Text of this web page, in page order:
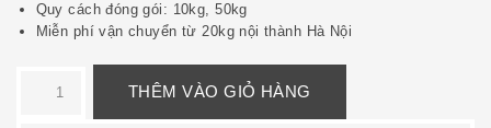
customer
ratings
Quy cách đóng gói: 10kg, 50kg
Miễn phí vận chuyển từ 20kg nội thành Hà Nội
THÊM VÀO GIỎ HÀNG